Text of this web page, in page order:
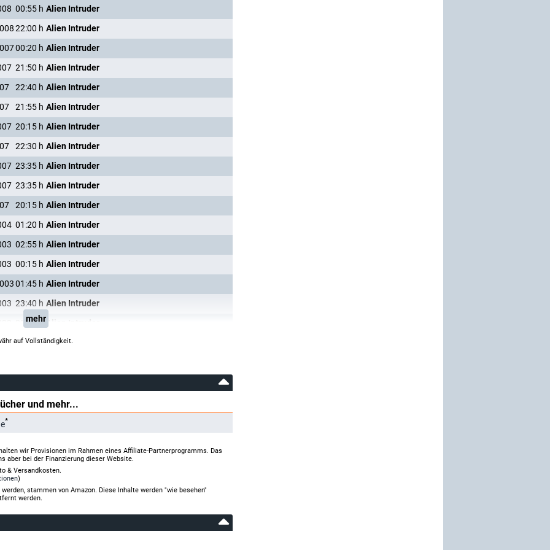
00:55 h Alien Intruder
22:00 h Alien Intruder
00:20 h Alien Intruder
21:50 h Alien Intruder
22:40 h Alien Intruder
21:55 h Alien Intruder
20:15 h Alien Intruder
22:30 h Alien Intruder
23:35 h Alien Intruder
23:35 h Alien Intruder
20:15 h Alien Intruder
01:20 h Alien Intruder
02:55 h Alien Intruder
00:15 h Alien Intruder
01:45 h Alien Intruder
23:40 h Alien Intruder
00:00h
mehr
auf Vollständigkeit.
und mehr...
*
wir Provisionen im Rahmen eines Affiliate-Partnerprogramms. Das
aber bei der Finanzierung dieser Website.
& Versandkosten.
)
stammen von Amazon. Diese Inhalte werden "wie besehen"
werden.